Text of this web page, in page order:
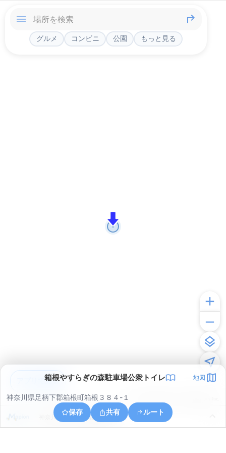
グルメ コンビニ 公園 もっと見る
箱根やすらぎの森駐車場公衆トイレ 地図
神奈川県足柄下郡箱根町箱根３８４-１
保存
共有 ルート
神奈川県足柄下郡箱根町箱根
アプリで見る